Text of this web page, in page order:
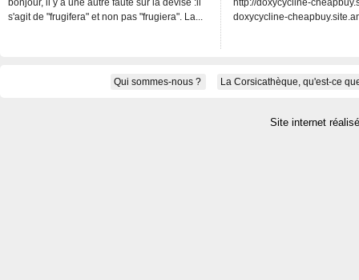
bonjour, il y a une autre faute sur la devise :il
s'agit de "frugifera" et non pas "frugiera". La...
http://doxycycline-
doxycycline-
Qui sommes-nous ? La Corsicathèque, qu'est-ce
Site internet